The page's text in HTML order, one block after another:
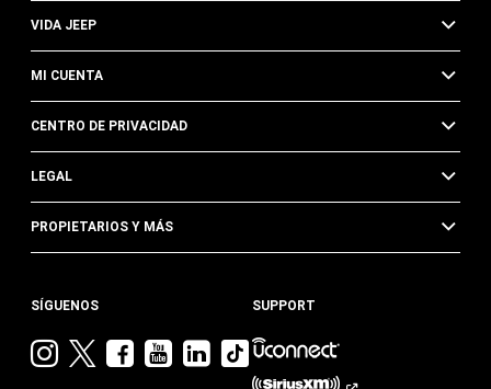
VIDA JEEP
MI CUENTA
CENTRO DE PRIVACIDAD
LEGAL
PROPIETARIOS Y MÁS
SÍGUENOS
VisitaVisitaVisitaVisitaVisita
Jeep
Visita
Jeep
SUPPORT